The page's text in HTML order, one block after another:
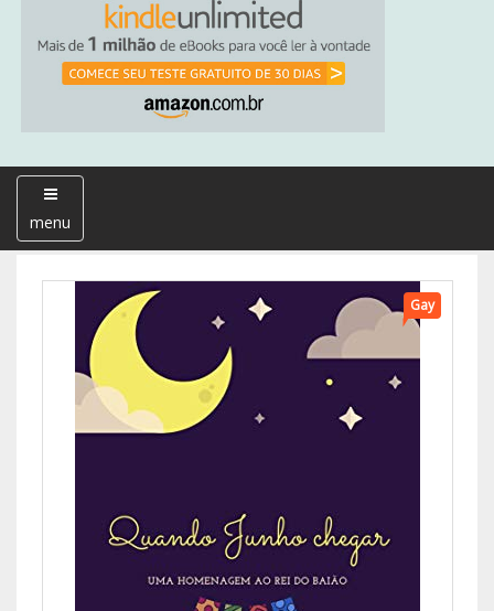
menu
Gay